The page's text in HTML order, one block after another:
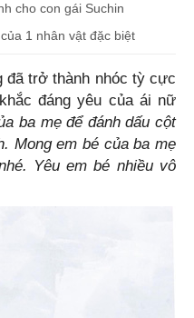
cho con gái Suchin
1 nhân vật đặc biệt
đã trở thành nhóc tỳ cực
đáng yêu của ái nữ
ba mẹ để đánh dấu cột
Mong em bé của ba mẹ
Yêu em bé nhiều vô